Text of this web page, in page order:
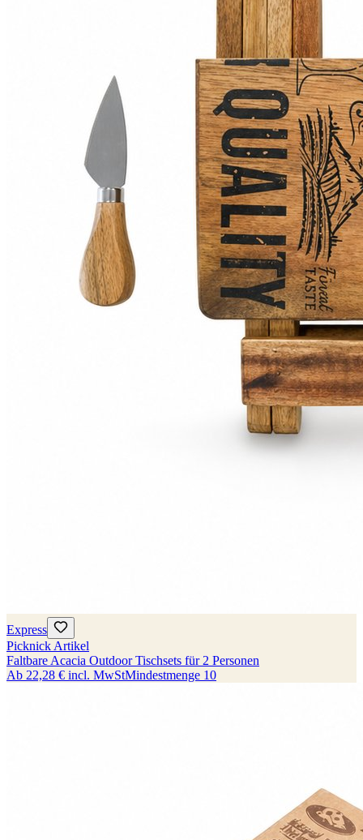
Express
Picknick Artikel
Faltbare Acacia Outdoor Tischsets für 2 Personen
Ab 22,28 € incl. MwStMindestmenge 10